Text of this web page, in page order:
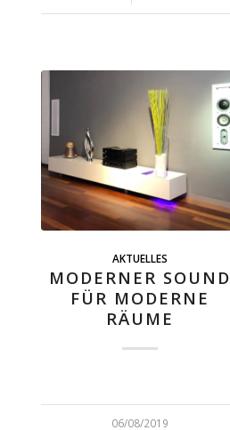
AKTUELLES
MODERNER SOUND
FÜR MODERNE
RÄUME
06/08/2019